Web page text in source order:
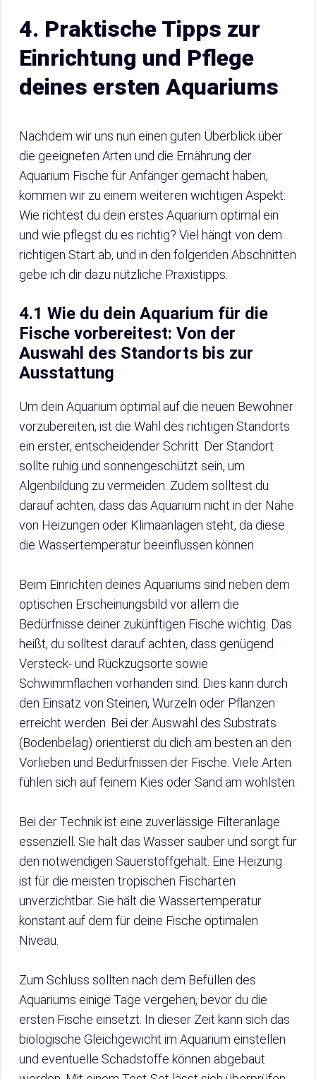
4. Praktische Tipps zur
Einrichtung und Pflege
deines ersten Aquariums
Nachdem wir uns nun einen guten Überblick über
die geeigneten Arten und die Ernährung der
Aquarium Fische für Anfänger gemacht haben,
kommen wir zu einem weiteren wichtigen Aspekt:
Wie richtest du dein erstes Aquarium optimal ein
und wie pflegst du es richtig? Viel hängt von dem
richtigen Start ab, und in den folgenden Abschnitten
gebe ich dir dazu nützliche Praxistipps.
4.1 Wie du dein Aquarium für die
Fische vorbereitest: Von der
Auswahl des Standorts bis zur
Ausstattung
Um dein Aquarium optimal auf die neuen Bewohner
vorzubereiten, ist die Wahl des richtigen Standorts
ein erster, entscheidender Schritt. Der Standort
sollte ruhig und sonnengeschützt sein, um
Algenbildung zu vermeiden. Zudem solltest du
darauf achten, dass das Aquarium nicht in der Nähe
von Heizungen oder Klimaanlagen steht, da diese
die Wassertemperatur beeinflussen können.
Beim Einrichten deines Aquariums sind neben dem
optischen Erscheinungsbild vor allem die
Bedürfnisse deiner zukünftigen Fische wichtig. Das
heißt, du solltest darauf achten, dass genügend
Versteck- und Rückzugsorte sowie
Schwimmflächen vorhanden sind. Dies kann durch
den Einsatz von Steinen, Wurzeln oder Pflanzen
erreicht werden. Bei der Auswahl des Substrats
(Bodenbelag) orientierst du dich am besten an den
Vorlieben und Bedürfnissen der Fische. Viele Arten
fühlen sich auf feinem Kies oder Sand am wohlsten.
Bei der Technik ist eine zuverlässige Filteranlage
essenziell. Sie hält das Wasser sauber und sorgt für
den notwendigen Sauerstoffgehalt. Eine Heizung
ist für die meisten tropischen Fischarten
unverzichtbar. Sie hält die Wassertemperatur
konstant auf dem für deine Fische optimalen
Niveau.
Zum Schluss sollten nach dem Befüllen des
Aquariums einige Tage vergehen, bevor du die
ersten Fische einsetzt. In dieser Zeit kann sich das
biologische Gleichgewicht im Aquarium einstellen
und eventuelle Schadstoffe können abgebaut